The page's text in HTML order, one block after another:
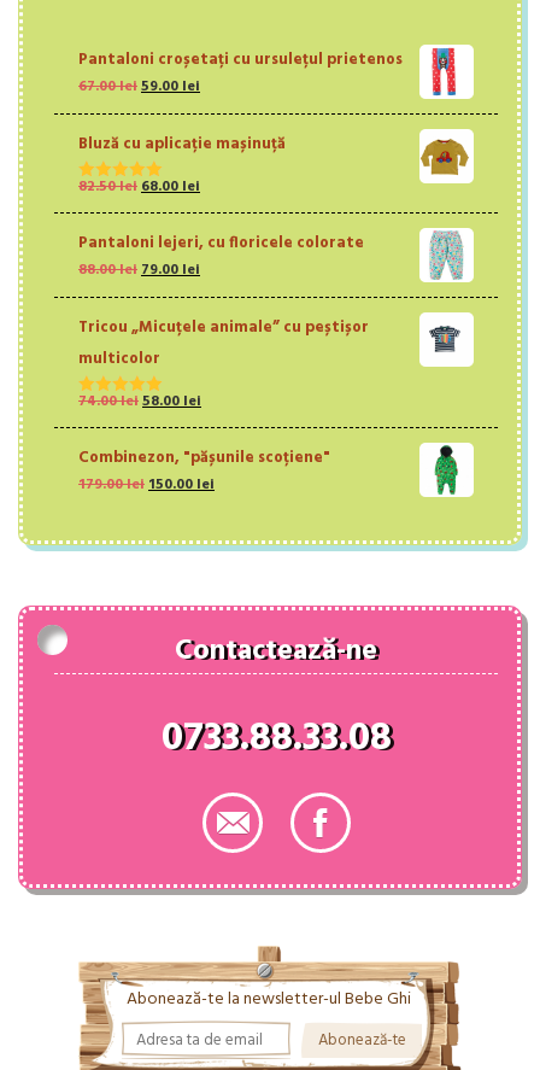
Pantaloni croșetați cu ursulețul prietenos
67.00leiPrețul
inițial
fost:
67.00 lei.
59.00leiPrețul
curent
59.00 lei.
Bluză cu aplicație mașinuță
Evaluat la
82.50leiPrețul
inițial
fost:
82.50 lei.
68.00leiPrețul
curent
68.00 lei.
Pantaloni lejeri, cu floricele colorate
88.00leiPrețul
inițial
fost:
88.00 lei.
79.00leiPrețul
curent
79.00 lei.
Tricou „Micuțele animale” cu peștișor
multicolor
Evaluat la
74.00leiPrețul
inițial
fost:
74.00 lei.
58.00leiPrețul
curent
este:
58.00 lei.
Combinezon, "pășunile scoțiene"
179.00leiPrețul
fost:
150.00leiPrețul
150.00 lei.
Contactează-ne
0733.88.33.08
Abonează-te la newsletter-ul Bebe Ghi